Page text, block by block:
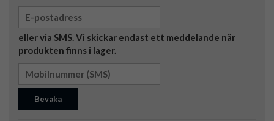
eller via SMS. Vi skickar endast ett meddelande när
produkten finns i lager.
Bevaka